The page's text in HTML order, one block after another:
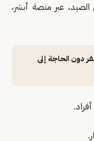
عبر منصة أبشر،
دون الحاجة إلى